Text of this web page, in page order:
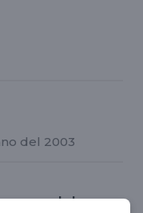
del 2003
del